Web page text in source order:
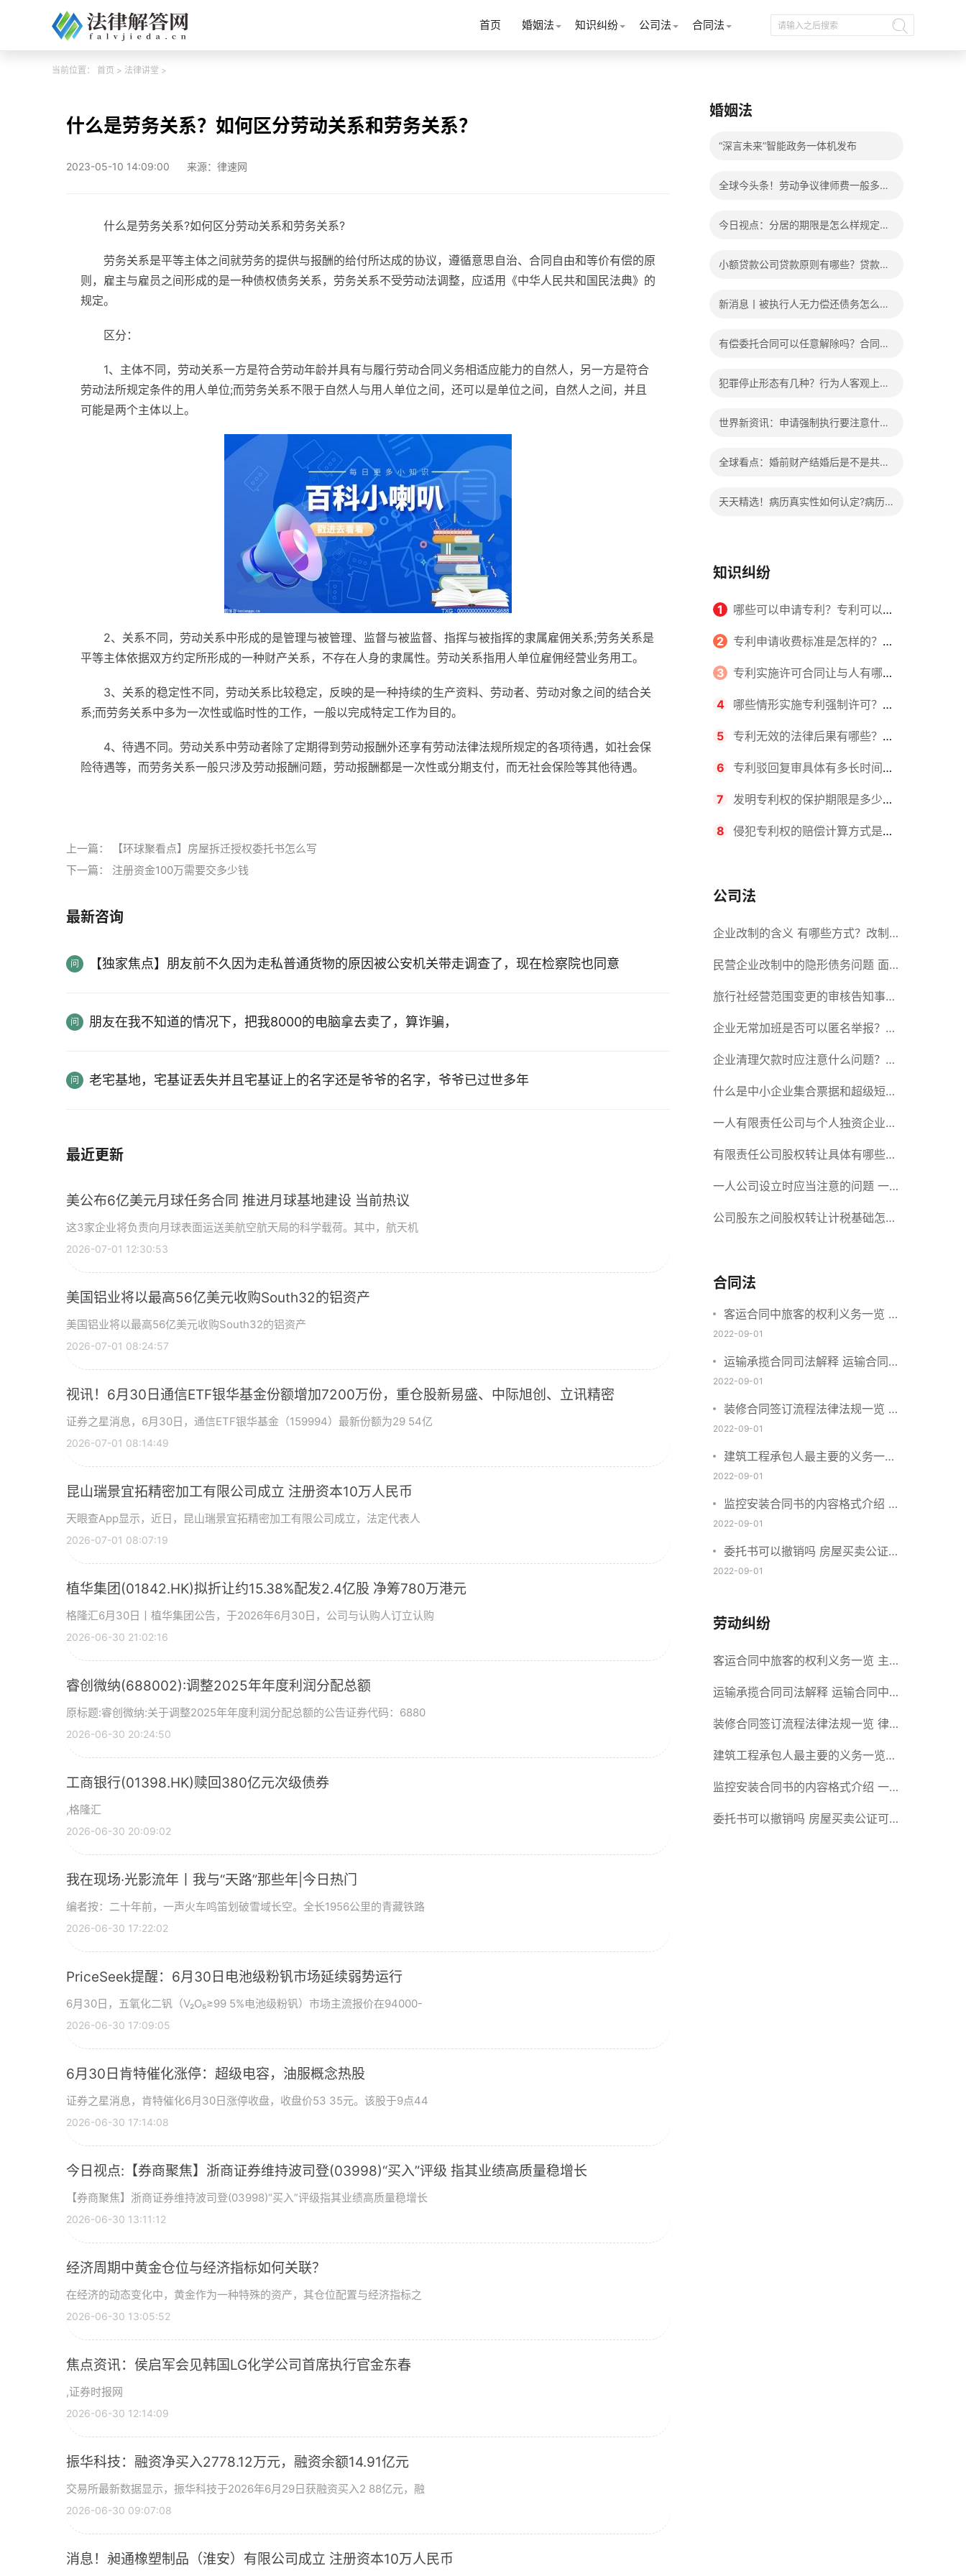
首页 婚姻法 知识纠纷 公司法 合同法
当前位置： 首页 > 法律讲堂 >
什么是劳务关系？如何区分劳动关系和劳务关系？
2023-05-10 14:09:00 来源：律速网
什么是劳务关系?如何区分劳动关系和劳务关系?
劳务关系是平等主体之间就劳务的提供与报酬的给付所达成的协议，遵循意思自治、合同自由和等价有偿的原
则，雇主与雇员之间形成的是一种债权债务关系，劳务关系不受劳动法调整，应适用《中华人民共和国民法典》的
规定。
区分：
1、主体不同，劳动关系一方是符合劳动年龄并具有与履行劳动合同义务相适应能力的自然人，另一方是符合
劳动法所规定条件的用人单位;而劳务关系不限于自然人与用人单位之间，还可以是单位之间，自然人之间，并且
可能是两个主体以上。
2、关系不同，劳动关系中形成的是管理与被管理、监督与被监督、指挥与被指挥的隶属雇佣关系;劳务关系是
平等主体依据双方约定所形成的一种财产关系，不存在人身的隶属性。劳动关系指用人单位雇佣经营业务用工。
3、关系的稳定性不同，劳动关系比较稳定，反映的是一种持续的生产资料、劳动者、劳动对象之间的结合关
系;而劳务关系中多为一次性或临时性的工作，一般以完成特定工作为目的。
4、待遇不同。劳动关系中劳动者除了定期得到劳动报酬外还享有劳动法律法规所规定的各项待遇，如社会保
险待遇等，而劳务关系一般只涉及劳动报酬问题，劳动报酬都是一次性或分期支付，而无社会保险等其他待遇。
上一篇：
【环球聚看点】房屋拆迁授权委托书怎么写
下一篇： 注册资金100万需要交多少钱
最新咨询
【独家焦点】朋友前不久因为走私普通货物的原因被公安机关带走调查了，现在检察院也同意
朋友在我不知道的情况下，把我8000的电脑拿去卖了，算诈骗，
老宅基地，宅基证丢失并且宅基证上的名字还是爷爷的名字，爷爷已过世多年
最近更新
美公布6亿美元月球任务合同 推进月球基地建设 当前热议
这3家企业将负责向月球表面运送美航空航天局的科学载荷。其中，航天机
2026-07-01 12:30:53
美国铝业将以最高56亿美元收购South32的铝资产
美国铝业将以最高56亿美元收购South32的铝资产
2026-07-01 08:24:57
视讯！6月30日通信ETF银华基金份额增加7200万份，重仓股新易盛、中际旭创、立讯精密
证券之星消息，6月30日，通信ETF银华基金（159994）最新份额为29 54亿
2026-07-01 08:14:49
昆山瑞景宜拓精密加工有限公司成立 注册资本10万人民币
天眼查App显示，近日，昆山瑞景宜拓精密加工有限公司成立，法定代表人
2026-07-01 08:07:19
植华集团(01842.HK)拟折让约15.38%配发2.4亿股 净筹780万港元
格隆汇6月30日丨植华集团公告，于2026年6月30日，公司与认购人订立认购
2026-06-30 21:02:16
睿创微纳(688002):调整2025年年度利润分配总额
原标题:睿创微纳:关于调整2025年年度利润分配总额的公告证券代码：6880
2026-06-30 20:24:50
工商银行(01398.HK)赎回380亿元次级债券
,格隆汇
2026-06-30 20:09:02
我在现场·光影流年丨我与“天路”那些年|今日热门
编者按：二十年前，一声火车鸣笛划破雪域长空。全长1956公里的青藏铁路
2026-06-30 17:22:02
PriceSeek提醒：6月30日电池级粉钒市场延续弱势运行
6月30日，五氧化二钒（V₂O₅≥99 5%电池级粉钒）市场主流报价在94000-
2026-06-30 17:09:05
6月30日肯特催化涨停：超级电容，油服概念热股
证券之星消息，肯特催化6月30日涨停收盘，收盘价53 35元。该股于9点44
2026-06-30 17:14:08
今日视点:【券商聚焦】浙商证券维持波司登(03998)“买入”评级 指其业绩高质量稳增长
【券商聚焦】浙商证券维持波司登(03998)“买入”评级指其业绩高质量稳增长
2026-06-30 13:11:12
经济周期中黄金仓位与经济指标如何关联？
在经济的动态变化中，黄金作为一种特殊的资产，其仓位配置与经济指标之
2026-06-30 13:05:52
焦点资讯：侯启军会见韩国LG化学公司首席执行官金东春
,证券时报网
2026-06-30 12:14:09
振华科技：融资净买入2778.12万元，融资余额14.91亿元
交易所最新数据显示，振华科技于2026年6月29日获融资买入2 88亿元，融
2026-06-30 09:07:08
消息！昶通橡塑制品（淮安）有限公司成立 注册资本10万人民币
婚姻法
“深言未来”智能政务一体机发布
全球今头条！劳动争议律师费一般多少
今日视点：分居的期限是怎么样规定
小额贷款公司贷款原则有哪些？贷款不
新消息丨被执行人无力偿还债务怎么
有偿委托合同可以任意解除吗？合同无
犯罪停止形态有几种？行为人客观上实
世界新资讯：申请强制执行要注意什么
全球看点：婚前财产结婚后是不是共同
天天精选！病历真实性如何认定?病历
知识纠纷
1 哪些可以申请专利？专利可以同
时多个人一起申请吗？
2 专利申请收费标准是怎样的？申
请不同类型的专利所需要的钱不同
3 专利实施许可合同让与人有哪些
主要义务？专利实施许可合同与专利
许可合同有什么区别？
4 哪些情形实施专利强制许可？专
利强制许可的前提条件是什么？
5 专利无效的法律后果有哪些？专
利的无效情形有哪些？
6 专利驳回复审具体有多长时间？
哪些情况下专利申请可能被驳回？
7 发明专利权的保护期限是多少
年？非专利发明人是否有专利申请
8 侵犯专利权的赔偿计算方式是什
间？
公司法
企业改制的含义 有哪些方式？改制
后国企员工属于什么性质？
民营企业改制中的隐形债务问题 面
对隐形债务问题应该如何解决？
旅行社经营范围变更的审核告知事项
旅游业的发展现状和趋势
企业无常加班是否可以匿名举报？强
制加班公司没有加班费怎么办？
企业清理欠款时应注意什么问题？企
业短期借款需要注意哪些事项？
什么是中小企业集合票据和超级短期
融资券？一起来了解一下吧！
一人有限责任公司与个人独资企业的
区别 这些知识你都知道吗？
有限责任公司股权转让具体有哪些形
式？来了解下这五种形式
一人公司设立时应当注意的问题 一
人公司的特征
公司股东之间股权转让计税基础怎么
合什么要件？
合同法
客运合同中旅客的权利义务一览 主
要包括这些内容
2022-09-01
运输承揽合同司法解释 运输合同中
承运人的义务有哪些
2022-09-01
装修合同签订流程法律法规一览 律
师解答
2022-09-01
建筑工程承包人最主要的义务一览
承包合同内容介绍
2022-09-01
监控安装合同书的内容格式介绍 一
般包括这些条款
2022-09-01
委托书可以撤销吗 房屋买卖公证可
否撤销
2022-09-01
劳动纠纷
客运合同中旅客的权利义务一览 主
要包括这些内容
运输承揽合同司法解释 运输合同中
承运人的义务有哪些
装修合同签订流程法律法规一览 律
师解答
建筑工程承包人最主要的义务一览
承包合同内容介绍
监控安装合同书的内容格式介绍 一
般包括这些条款
委托书可以撤销吗 房屋买卖公证可